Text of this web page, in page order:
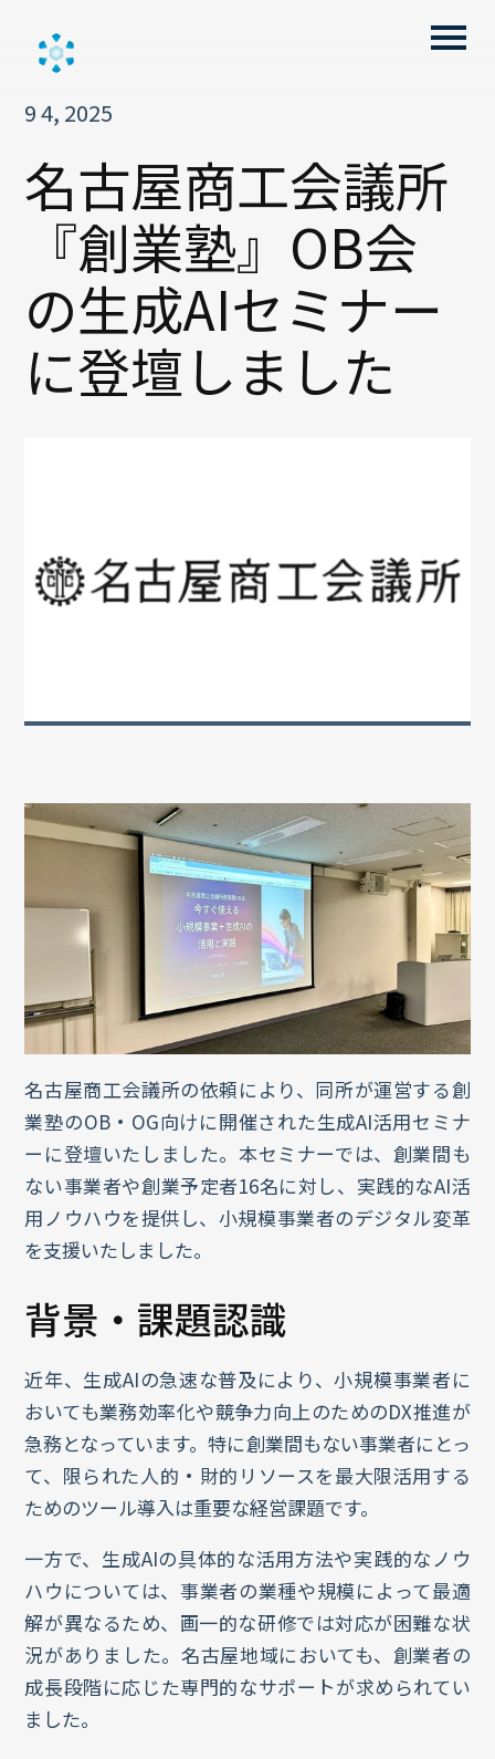
9 4, 2025
名古屋商工会議所
『創業塾』OB会
の生成AIセミナー
に登壇しました
名古屋商工会議所の依頼により、同所が運営する創
業塾のOB・OG向けに開催された生成AI活用セミナ
ーに登壇いたしました。本セミナーでは、創業間も
ない事業者や創業予定者16名に対し、実践的なAI活
用ノウハウを提供し、小規模事業者のデジタル変革
を支援いたしました。
背景・課題認識
近年、生成AIの急速な普及により、小規模事業者に
おいても業務効率化や競争力向上のためのDX推進が
急務となっています。特に創業間もない事業者にとっ
て、限られた人的・財的リソースを最大限活用する
ためのツール導入は重要な経営課題です。
一方で、生成AIの具体的な活用方法や実践的なノウ
ハウについては、事業者の業種や規模によって最適
解が異なるため、画一的な研修では対応が困難な状
況がありました。名古屋地域においても、創業者の
成長段階に応じた専門的なサポートが求められてい
ました。